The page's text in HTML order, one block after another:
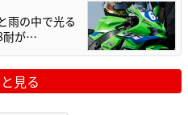
雨の中で光る
耐が…
見る